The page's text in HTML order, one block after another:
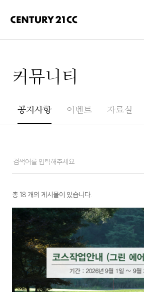
커뮤니티
공지사항 이벤트 자료실
총 18 개의 게시물이 있습니다.